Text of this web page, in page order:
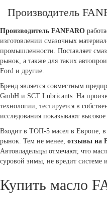
Производитель
Производитель FANFARO
изготовлении смазочных
промышленности. Поставляет
рынок, а также для таких
Ford и другие.
Бренд является совместным
GmbH и SCT Lubricants. На
технологии, тестируется в
исследования показывают
Входит в ТОП-5 масел в Европе, в
рынок. Тем не менее, отзывы на
Автовладельцы отмечают, что
суровой зимы, не вредит системе
Купить масло